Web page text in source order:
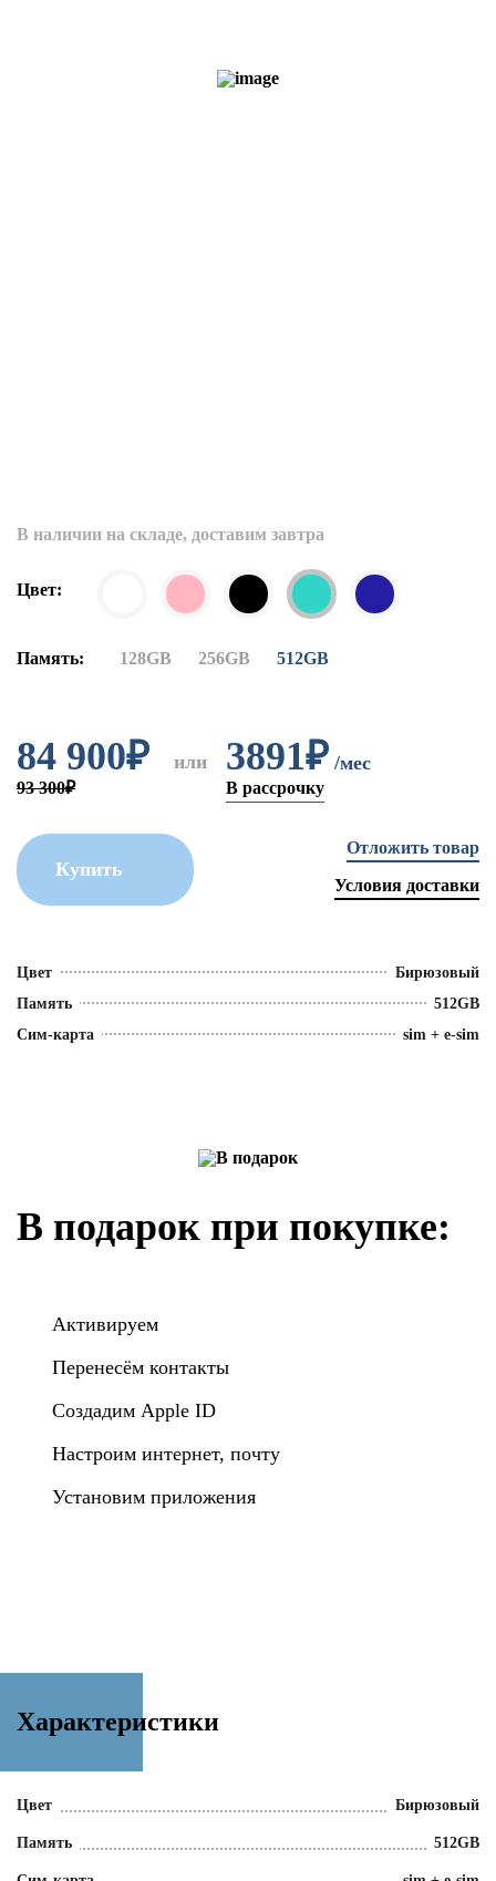
В наличии на складе, доставим завтра
Цвет:
Память: 128GB 256GB 512GB
84 900₽ или 3891₽ /мес
В рассрочку
93 300₽
Купить
Отложить товар
Условия доставки
Цвет
Бирюзовый
Память
512GB
Сим-карта
sim + e-sim
В подарок при покупке:
Активируем
Перенесём контакты
Создадим Apple ID
Настроим интернет, почту
Установим приложения
Характеристики
Цвет Бирюзовый
Память 512GB